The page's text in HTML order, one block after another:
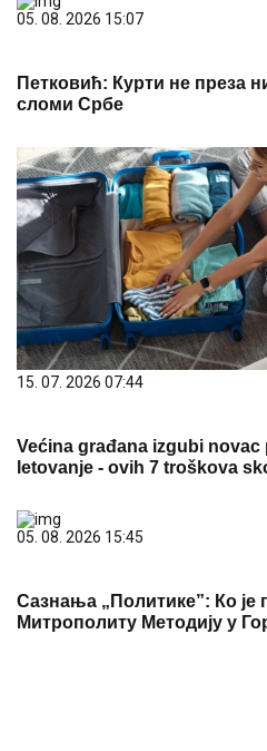
05. 08. 2026 15:07
Петковић: Курти не преза
сломи Србе
15. 07. 2026 07:44
Većina građana izgubi
letovanje - ovih 7 troškova
05. 08. 2026 15:45
Сазнања „Политике”: Ко је
Митрополиту Методију у